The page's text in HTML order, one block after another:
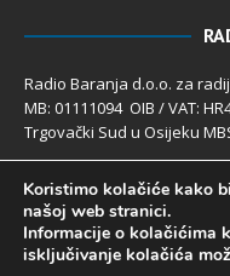
Radio Baranja d.o.o. za
MB: 01111094 OIB / VAT:
Trgovački Sud u Osijeku
Temeljni kapital 2.600,00 €
Poslovni račun PBZ:
IBAN:
Uprava društva: Ivanka
Koristimo kolačiće kako
našoj web stranici.
Informacije o kolačićima
isključivanje kolačića